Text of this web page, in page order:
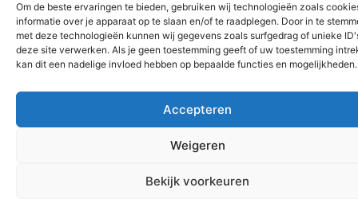
Om de beste ervaringen te bieden, gebruiken wij technologieën zoals
informatie over je apparaat op te slaan en/of te raadplegen. Door in te
met deze technologieën kunnen wij gegevens zoals surfgedrag of unieke
deze site verwerken. Als je geen toestemming geeft of uw toestemming
kan dit een nadelige invloed hebben op bepaalde functies en mogelijkheden.
Accepteren
Weigeren
Bekijk voorkeuren